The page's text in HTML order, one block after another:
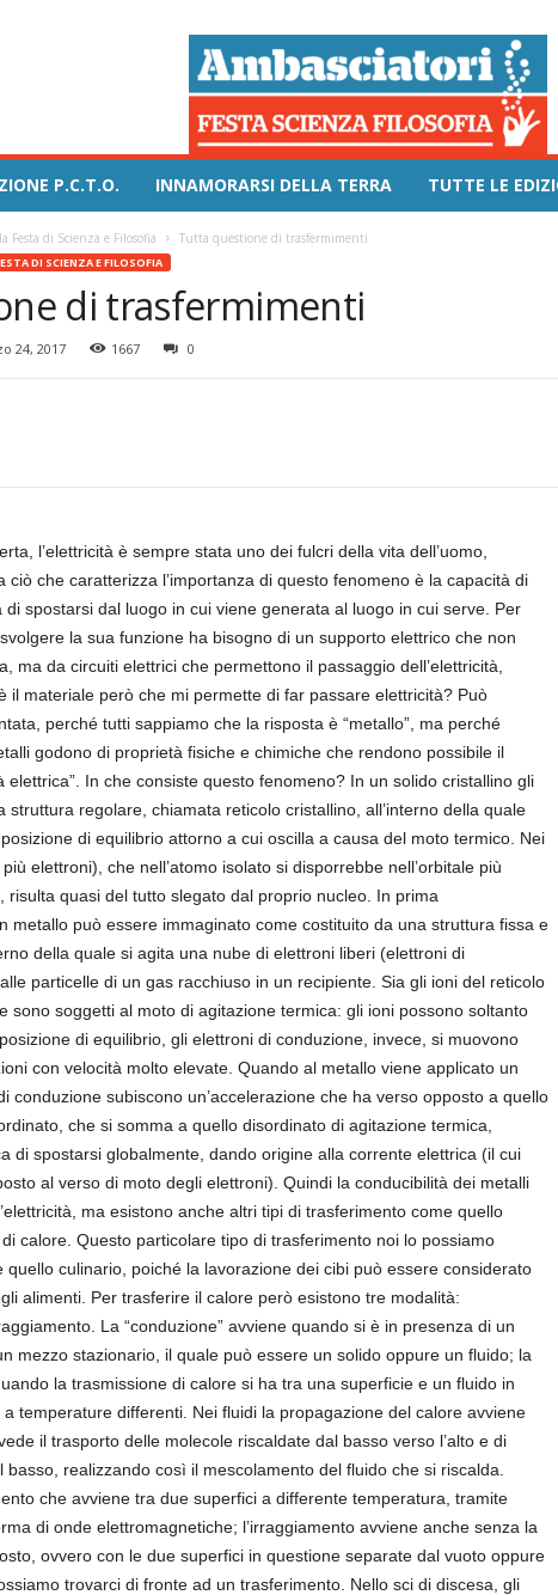
P.C.T.O. INNAMORARSI DELLA TERRA TUTTE LE
Festa di Scienza e Filosofia Tutta questione di trasfermimenti
DI SCIENZA E FILOSOFIA
di trasfermimenti
24, 2017 1667 0
l’elettricità è sempre stata uno dei fulcri della vita dell’uomo,
ciò che caratterizza l’importanza di questo fenomeno è la capacità di
di spostarsi dal luogo in cui viene generata al luogo in cui serve. Per
la sua funzione ha bisogno di un supporto elettrico che non
ma da circuiti elettrici che permettono il passaggio dell’elettricità,
il materiale però che mi permette di far passare elettricità? Può
perché tutti sappiamo che la risposta è “metallo”, ma perché
godono di proprietà fisiche e chimiche che rendono possibile il
elettrica”. In che consiste questo fenomeno? In un solido cristallino gli
struttura regolare, chiamata reticolo cristallino, all’interno della quale
di equilibrio attorno a cui oscilla a causa del moto termico. Nei
elettroni), che nell’atomo isolato si disporrebbe nell’orbitale più
risulta quasi del tutto slegato dal proprio nucleo. In prima
metallo può essere immaginato come costituito da una struttura fissa e
della quale si agita una nube di elettroni liberi (elettroni di
particelle di un gas racchiuso in un recipiente. Sia gli ioni del reticolo
sono soggetti al moto di agitazione termica: gli ioni possono soltanto
di equilibrio, gli elettroni di conduzione, invece, si muovono
con velocità molto elevate. Quando al metallo viene applicato un
conduzione subiscono un’accelerazione che ha verso opposto a quello
che si somma a quello disordinato di agitazione termica,
di spostarsi globalmente, dando origine alla corrente elettrica (il cui
al verso di moto degli elettroni). Quindi la conducibilità dei metalli
ma esistono anche altri tipi di trasferimento come quello
calore. Questo particolare tipo di trasferimento noi lo possiamo
culinario, poiché la lavorazione dei cibi può essere considerato
alimenti. Per trasferire il calore però esistono tre modalità:
La “conduzione” avviene quando si è in presenza di un
mezzo stazionario, il quale può essere un solido oppure un fluido; la
la trasmissione di calore si ha tra una superficie e un fluido in
temperature differenti. Nei fluidi la propagazione del calore avviene
il trasporto delle molecole riscaldate dal basso verso l’alto e di
basso, realizzando così il mescolamento del fluido che si riscalda.
che avviene tra due superfici a differente temperatura, tramite
di onde elettromagnetiche; l’irraggiamento avviene anche senza la
ovvero con le due superfici in questione separate dal vuoto oppure
trovarci di fronte ad un trasferimento. Nello sci di discesa, gli